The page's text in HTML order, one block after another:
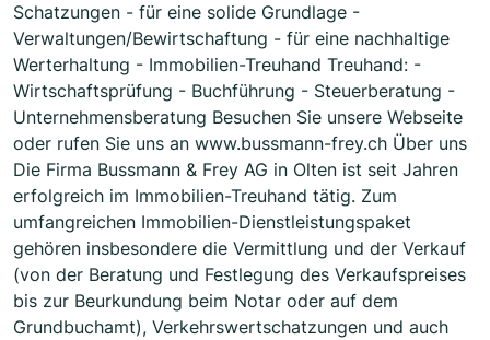
Schatzungen - für eine solide Grundlage -
Verwaltungen/Bewirtschaftung - für eine nachhaltige
Werterhaltung - Immobilien-Treuhand Treuhand: -
Wirtschaftsprüfung - Buchführung - Steuerberatung -
Unternehmensberatung Besuchen Sie unsere Webseite
oder rufen Sie uns an www.bussmann-frey.ch Über uns
Die Firma Bussmann & Frey AG in Olten ist seit Jahren
erfolgreich im Immobilien-Treuhand tätig. Zum
umfangreichen Immobilien-Dienstleistungspaket
gehören insbesondere die Vermittlung und der Verkauf
(von der Beratung und Festlegung des Verkaufspreises
bis zur Beurkundung beim Notar oder auf dem
Grundbuchamt), Verkehrswertschatzungen und auch